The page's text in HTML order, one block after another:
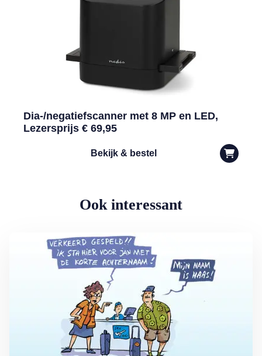
Dia-/negatiefscanner met 8 MP en LED,
Lezersprijs € 69,95
Bekijk & bestel
Ook interessant
Lees meer over Vliegticket boeken? Let op de spelling!